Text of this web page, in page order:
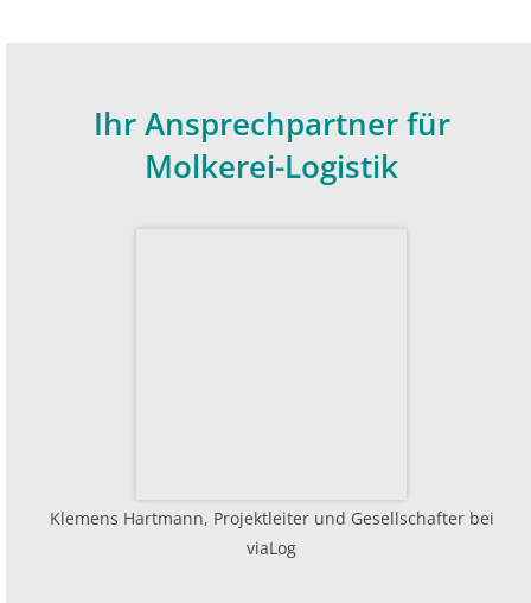
Ihr Ansprechpartner für
Molkerei-Logistik
Klemens Hartmann, Projektleiter und Gesellschafter bei
viaLog